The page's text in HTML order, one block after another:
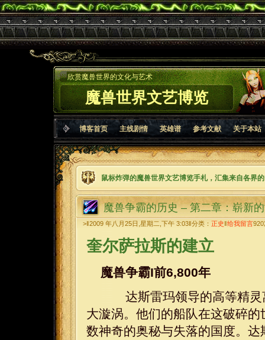
魔兽世界文艺博览
欣赏魔兽世界的文化与艺术
博客首页 主线剧情 英雄谱 参考文献 关于本站
鼠标炸弹的魔兽世界文艺博览手札，汇集来自各界
魔兽争霸的历史 – 第二章：崭新
>‖2009 年八月25日,星期二,下午 3:03‖分类： 正史 给我留言920
奎尔萨拉斯的建立
魔兽争霸I前6,800年
达斯雷玛领导的高等精灵
大漩涡。他们的船队在这破碎
数神奇的奥秘与失落的国度。达